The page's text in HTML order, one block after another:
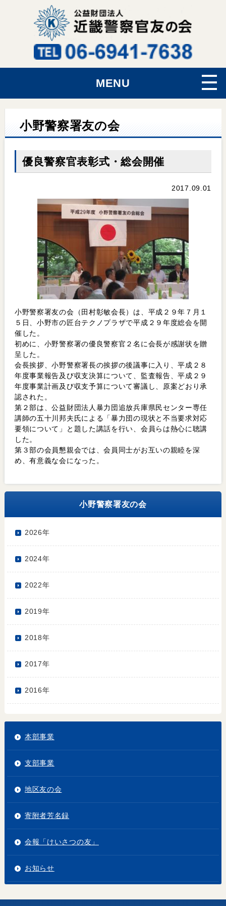
MENU
小野警察署友の会
優良警察官表彰式・総会開催
2017.09.01
小野警察署友の会（田村彰敏会長）は、平成２９年７月１
５日、小野市の匠台テクノプラザで平成２９年度総会を開
催した。
初めに、小野警察署の優良警察官２名に会長が感謝状を贈
呈した。
会長挨拶、小野警察署長の挨拶の後議事に入り、平成２８
年度事業報告及び収支決算について、監査報告、平成２９
年度事業計画及び収支予算について審議し、原案どおり承
認された。
第２部は、公益財団法人暴力団追放兵庫県民センター専任
講師の五十川邦夫氏による「暴力団の現状と不当要求対応
要領について」と題した講話を行い、会員らは熱心に聴講
した。
第３部の会員懇親会では、会員同士がお互いの親睦を深
め、有意義な会になった。
小野警察署友の会
2026年
2024年
2022年
2019年
2018年
2017年
2016年
本部事業
支部事業
地区友の会
寄附者芳名録
会報「けいさつの友」
お知らせ